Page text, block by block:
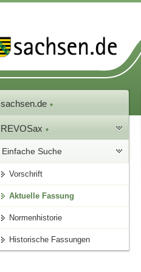
sachsen.de
REVOSax
Einfache Suche
Vorschrift
Aktuelle Fassung
Normenhistorie
Historische Fassungen